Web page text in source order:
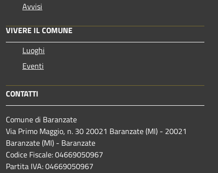
Avvisi
VIVERE IL COMUNE
Luoghi
Eventi
CONTATTI
Comune di Baranzate
Via Primo Maggio, n. 30 20021 Baranzate (MI) - 20021
Baranzate (MI) - Baranzate
Codice Fiscale: 04669050967
Partita IVA: 04669050967